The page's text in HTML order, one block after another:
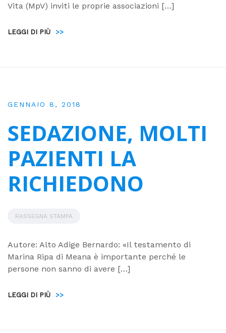
Vita (MpV) inviti le proprie associazioni […]
LEGGI DI PIÙ >>
GENNAIO 8, 2018
SEDAZIONE, MOLTI
PAZIENTI LA
RICHIEDONO
RASSEGNA STAMPA
Autore: Alto Adige Bernardo: «Il testamento di
Marina Ripa di Meana è importante perché le
persone non sanno di avere […]
LEGGI DI PIÙ >>